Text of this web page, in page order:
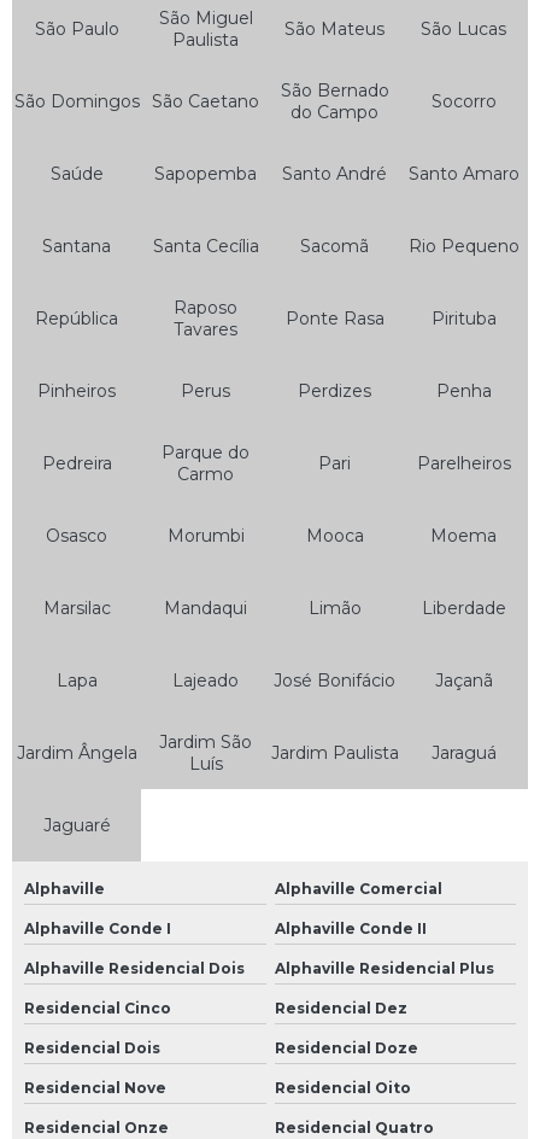
Serviço de Guincho Auto Socorro 24 Horas
Bateria 12v 5ah Moto
Bateria de Moto 125
Bateria de Moto 160
Bateria de Moto 6 Amperes
Bateria de Moto 6ah
Bateria de Moto Heliar
Bateria Heliar para Moto
Bateria Moto 12ah
Bateria Moto 150
Bateria Moto 5ah
Bateria Moto 6 Amperes
Bateria Moto 6a
Bateria Moto 8ah
São Paulo
São Miguel
Paulista
São Mateus São Lucas
São Domingos São Caetano
São Bernado
do Campo
Socorro
Saúde Sapopemba Santo André Santo Amaro
Santana Santa Cecília Sacomã Rio Pequeno
República
Raposo
Tavares
Ponte Rasa Pirituba
Pinheiros Perus Perdizes Penha
Pedreira
Parque do
Carmo
Pari Parelheiros
Osasco Morumbi Mooca Moema
Marsilac Mandaqui Limão Liberdade
Lapa Lajeado José Bonifácio Jaçanã
Jardim Ângela
Jardim São
Luís
Jardim Paulista Jaraguá
Jaguaré
Alphaville Alphaville Comercial
Alphaville Conde I Alphaville Conde II
Alphaville Residencial Dois Alphaville Residencial Plus
Residencial Cinco Residencial Dez
Residencial Dois Residencial Doze
Residencial Nove Residencial Oito
Residencial Onze Residencial Quatro